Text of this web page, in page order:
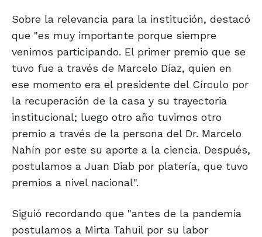
Sobre la relevancia para la institución, destacó
que "es muy importante porque siempre
venimos participando. El primer premio que se
tuvo fue a través de Marcelo Díaz, quien en
ese momento era el presidente del Círculo por
la recuperación de la casa y su trayectoria
institucional; luego otro año tuvimos otro
premio a través de la persona del Dr. Marcelo
Nahín por este su aporte a la ciencia. Después,
postulamos a Juan Diab por platería, que tuvo
premios a nivel nacional".
Siguió recordando que "antes de la pandemia
postulamos a Mirta Tahuil por su labor